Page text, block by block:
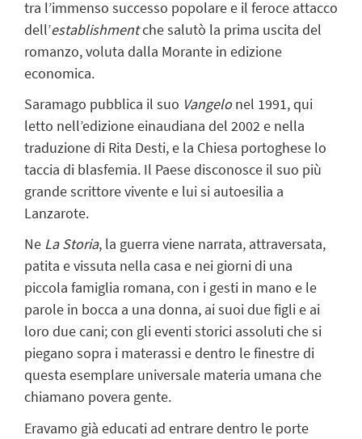
tra l’immenso successo popolare e il feroce attacco
dell’establishmentche salutò la prima uscita del
romanzo, voluta dalla Morante in edizione
economica.
Saramago pubblica il suo Vangelonel 1991, qui
letto nell’edizione einaudiana del 2002 e nella
traduzione di Rita Desti, e la Chiesa portoghese lo
taccia di blasfemia. Il Paese disconosce il suo più
grande scrittore vivente e lui si autoesilia a
Lanzarote.
Ne La Storia, la guerra viene narrata, attraversata,
patita e vissuta nella casa e nei giorni di una
piccola famiglia romana, con i gesti in mano e le
parole in bocca a una donna, ai suoi due figli e ai
loro due cani; con gli eventi storici assoluti che si
piegano sopra i materassi e dentro le finestre di
questa esemplare universale materia umana che
chiamano povera gente.
Eravamo già educati ad entrare dentro le porte